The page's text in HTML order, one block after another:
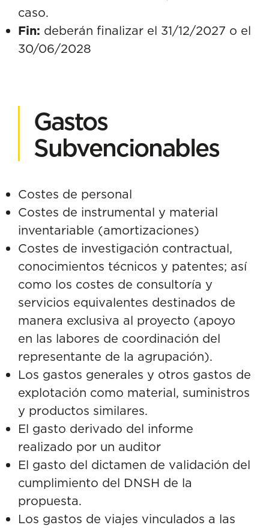
caso.
Fin: deberán finalizar el 31/12/2027 o el
30/06/2028
Gastos
Subvencionables
Costes de personal
Costes de instrumental y material
inventariable (amortizaciones)
Costes de investigación contractual,
conocimientos técnicos y patentes; así
como los costes de consultoría y
servicios equivalentes destinados de
manera exclusiva al proyecto (apoyo
en las labores de coordinación del
representante de la agrupación).
Los gastos generales y otros gastos de
explotación como material, suministros
y productos similares.
El gasto derivado del informe
realizado por un auditor
El gasto del dictamen de validación del
cumplimiento del DNSH de la
propuesta.
Los gastos de viajes vinculados a las